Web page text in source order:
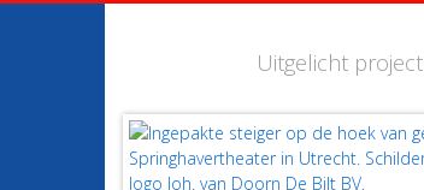
Uitgelicht project